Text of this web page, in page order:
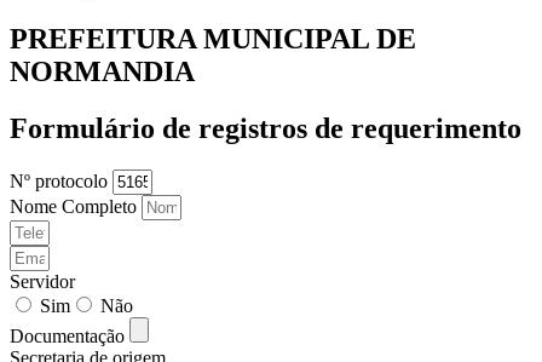
PREFEITURA MUNICIPAL DE
NORMANDIA
Formulário de registros de requerimento
Nº protocolo
Nome Completo
Servidor
Sim
Não
Documentação